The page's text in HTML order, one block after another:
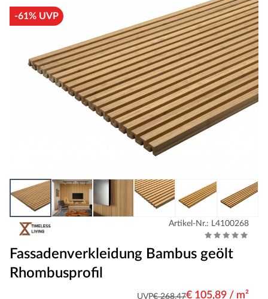
-61% UVP
Artikel-Nr.: L4100268
Fassadenverkleidung Bambus geölt
Rhombusprofil
UVP€ 268,47€ 105,89 / m²